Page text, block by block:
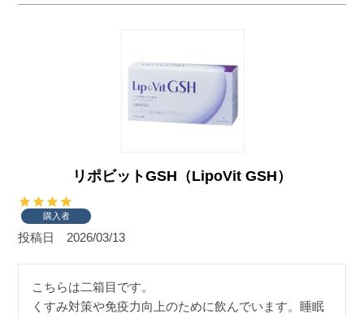
リポビットGSH（LipoVit GSH）
購入者
投稿日 2026/03/13
こちらは二箱目です。
くすみ対策や免疫力向上のために飲んでいます。睡眠